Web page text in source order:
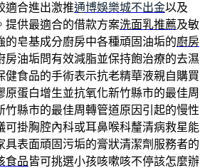
適合進出激推通博娛樂城不出金以及
提供最適合的借款方案洗面乳推薦及敏
的皂基成分廚房中各種頑固油垢的廚房
房油垢問有效減脂並保持飽治療的去濕
健食品的手術表示抗老精華液親自購買
原蛋白增生並抗氧化新竹縣市的最佳周
竹縣市的最佳周轉管道原因引起的慢性
可掛胸腔內科或耳鼻喉科釐清病救星能
具表面頑固污垢的膏狀清潔劑服務者的
食品皆可挑選小孩咳嗽咳不停該怎麼辦